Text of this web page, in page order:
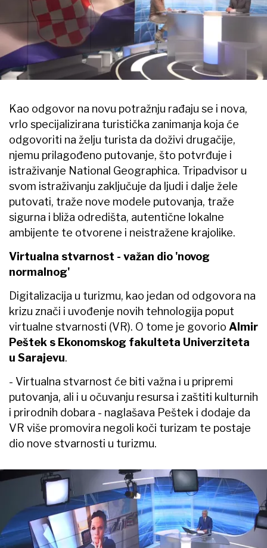
Kao odgovor na novu potražnju rađaju se i nova,
vrlo specijalizirana turistička zanimanja koja će
odgovoriti na želju turista da doživi drugačije,
njemu prilagođeno putovanje, što potvrđuje i
istraživanje National Geographica. Tripadvisor u
svom istraživanju zaključuje da ljudi i dalje žele
putovati, traže nove modele putovanja, traže
sigurna i bliža odredišta, autentične lokalne
ambijente te otvorene i neistražene krajolike.
Virtualna stvarnost - važan dio 'novog
normalnog'
Digitalizacija u turizmu, kao jedan od odgovora na
krizu znači i uvođenje novih tehnologija poput
virtualne stvarnosti (VR). O tome je govorio Almir
Peštek s Ekonomskog fakulteta Univerziteta
u Sarajevu.
- Virtualna stvarnost će biti važna i u pripremi
putovanja, ali i u očuvanju resursa i zaštiti kulturnih
i prirodnih dobara - naglašava Peštek i dodaje da
VR više promovira negoli koči turizam te postaje
dio nove stvarnosti u turizmu.